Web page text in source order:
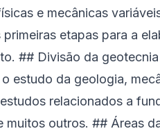
e mecânicas
primeiras etapas para a
## Divisão da
estudo da geologia,
relacionados a
muitos outros. ## Áreas